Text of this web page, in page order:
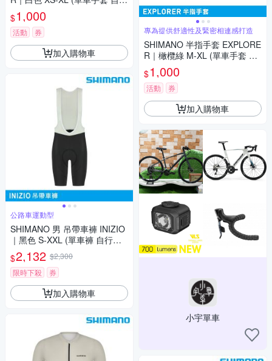
車手套 露指手套)
$1,000
活動 券
加入購物車
公路車運動型
SHIMANO 男 吊帶車褲 INIZIO
｜黑色 S-XXL (單車褲 自行車
褲 公路車褲 吊帶褲)
$2,132 $2,300
限時下殺
券
加入購物車
專為提供舒適性及緊密相連感打造
SHIMANO 半指手套 EXPLORE
R｜橄欖綠 M-XL (單車手套 自
行車手套 露指手套)
$1,000
活動 券
加入購物車
小宇單車